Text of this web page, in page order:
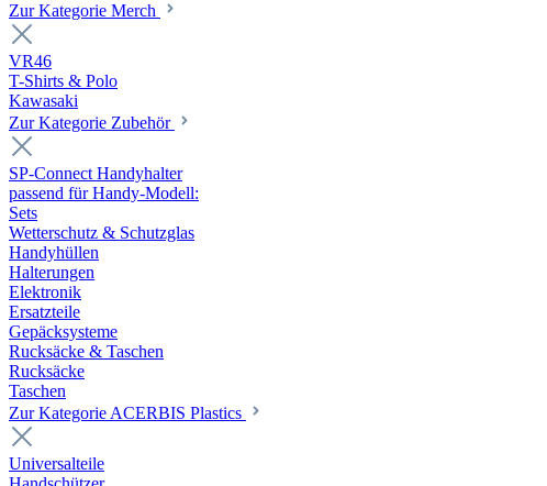
Zur Kategorie Merch
VR46
T-Shirts & Polo
Kawasaki
Zur Kategorie Zubehör
SP-Connect Handyhalter
passend für Handy-Modell:
Sets
Wetterschutz & Schutzglas
Handyhüllen
Halterungen
Elektronik
Ersatzteile
Gepäcksysteme
Rucksäcke & Taschen
Rucksäcke
Taschen
Zur Kategorie ACERBIS Plastics
Universalteile